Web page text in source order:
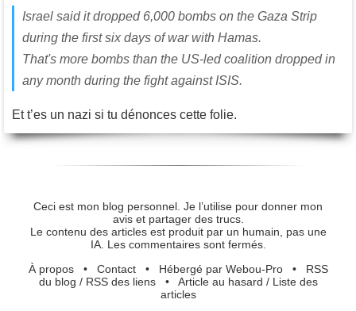
Israel said it dropped 6,000 bombs on the Gaza Strip
during the first six days of war with Hamas.
That's more bombs than the US-led coalition dropped in
any month during the fight against ISIS.
Et t’es un nazi si tu dénonces cette folie.
Ceci est mon blog personnel. Je l’utilise pour donner mon
avis et partager des trucs.
Le contenu des articles est produit par un humain, pas une
IA. Les commentaires sont fermés.
À propos• Contact• Hébergé par Webou-Pro• RSS
du blog / RSS des liens• Article au hasard / Liste des
articles